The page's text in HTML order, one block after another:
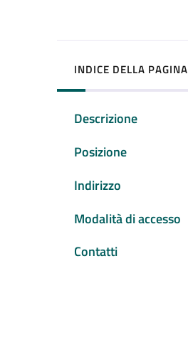
INDICE DELLA PAGINA
Descrizione
Posizione
Indirizzo
Modalità di accesso
Contatti